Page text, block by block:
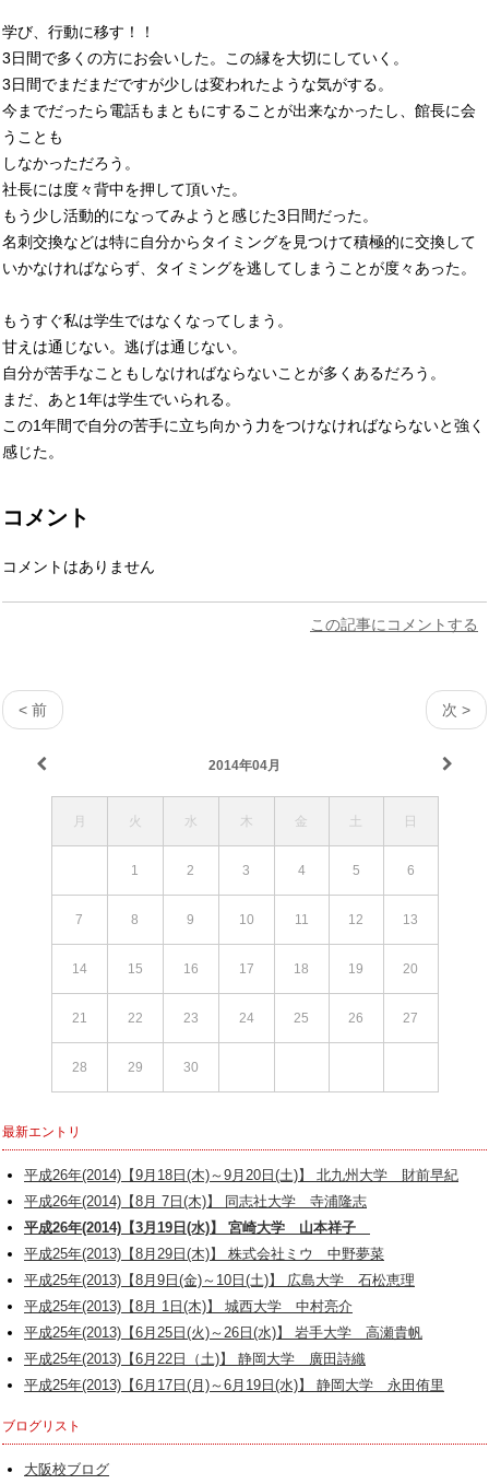
学び、行動に移す！！
3日間で多くの方にお会いした。この縁を大切にしていく。
3日間でまだまだですが少しは変われたような気がする。
今までだったら電話もまともにすることが出来なかったし、館長に会
うことも
しなかっただろう。
社長には度々背中を押して頂いた。
もう少し活動的になってみようと感じた3日間だった。
名刺交換などは特に自分からタイミングを見つけて積極的に交換して
いかなければならず、タイミングを逃してしまうことが度々あった。
もうすぐ私は学生ではなくなってしまう。
甘えは通じない。逃げは通じない。
自分が苦手なこともしなければならないことが多くあるだろう。
まだ、あと1年は学生でいられる。
この1年間で自分の苦手に立ち向かう力をつけなければならないと強く
感じた。
コメント
コメントはありません
この記事にコメントする
< 前 次 >
2014年04月
月 火 水 木 金 土 日
1 2 3 4 5 6
7 8 9 10 11 12 13
14 15 16 17 18 19 20
21 22 23 24 25 26 27
28 29 30
最新エントリ
平成26年(2014)【9月18日(木)～9月20日(土)】 北九州大学 財前早紀
平成26年(2014)【8月 7日(木)】 同志社大学 寺浦隆志
平成26年(2014)【3月19日(水)】 宮崎大学 山本祥子
平成25年(2013)【8月29日(木)】 株式会社ミウ 中野夢菜
平成25年(2013)【8月9日(金)～10日(土)】 広島大学 石松恵理
平成25年(2013)【8月 1日(木)】 城西大学 中村亮介
平成25年(2013)【6月25日(火)～26日(水)】 岩手大学 高瀬貴帆
平成25年(2013)【6月22日（土)】 静岡大学 廣田詩織
平成25年(2013)【6月17日(月)～6月19日(水)】 静岡大学 永田侑里
ブログリスト
大阪校ブログ